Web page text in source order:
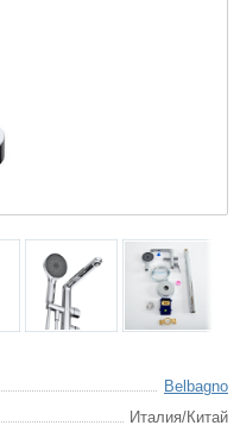
Belbagno
Италия/Китай